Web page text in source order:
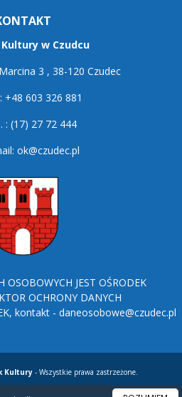
w Czudcu
3 , 38-120 Czudec
+48 603 326 881
: (17) 27 72 444
ok@czudec.pl
JEST OŚRODEK
OCHRONY DANYCH
kontakt - daneosobowe@czudec.pl
Kultury - Wszystkie prawa zastrzeżone.